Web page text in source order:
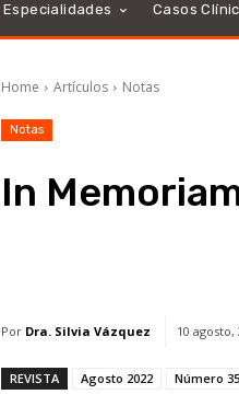
Especialidades Casos
Home Artículos Notas
Notas
In
Por Dra. Silvia Vázquez 10 agosto,
REVISTA Agosto 2022 Número